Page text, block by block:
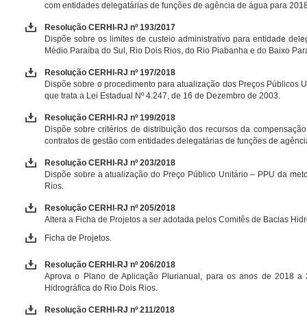
com entidades delegatárias de funções de agência de água para
Resolução CERHI-RJ nº 193/2017
Dispõe sobre os limites de custeio administrativo para entidade
Médio Paraíba do Sul, Rio Dois Rios, do Rio Piabanha e do Baixo
Resolução CERHI-RJ nº 197/2018
Dispõe sobre o procedimento para atualização dos Preços
que trata a Lei Estadual Nº 4.247, de 16 de Dezembro de 2003.
Resolução CERHI-RJ nº 199/2018
Dispõe sobre critérios de distribuição dos recursos da
contratos de gestão com entidades delegatárias de funções de
Resolução CERHI-RJ nº 203/2018
Dispõe sobre a atualização do Preço Público Unitário – PPU da
Rios.
Resolução CERHI-RJ nº 205/2018
Altera a Ficha de Projetos a ser adotada pelos Comitês de Bacias
Ficha de Projetos.
Resolução CERHI-RJ nº 206/2018
Aprova o Plano de Aplicação Plurianual, para os anos de 2018
Hidrográfica do Rio Dois Rios.
Resolução CERHI-RJ nº 211/2018